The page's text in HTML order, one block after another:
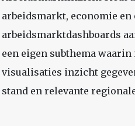
arbeidsmarkt, economie
arbeidsmarktdashboards
een eigen subthema waarin
visualisaties inzicht
stand en relevante